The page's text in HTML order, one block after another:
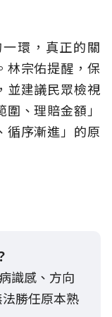
環，真正的關
林宗佑提醒，保
並建議民眾檢視
、理賠金額」
循序漸進」的原
識感、方向
勝任原本熟